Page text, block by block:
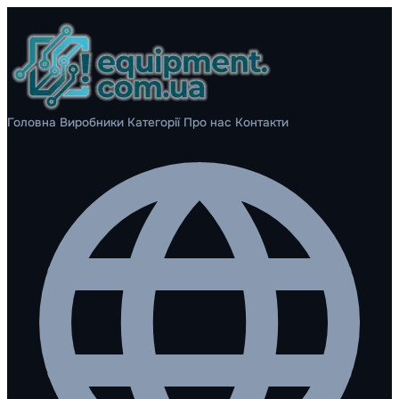
Головна Виробники Категорії Про нас Контакти